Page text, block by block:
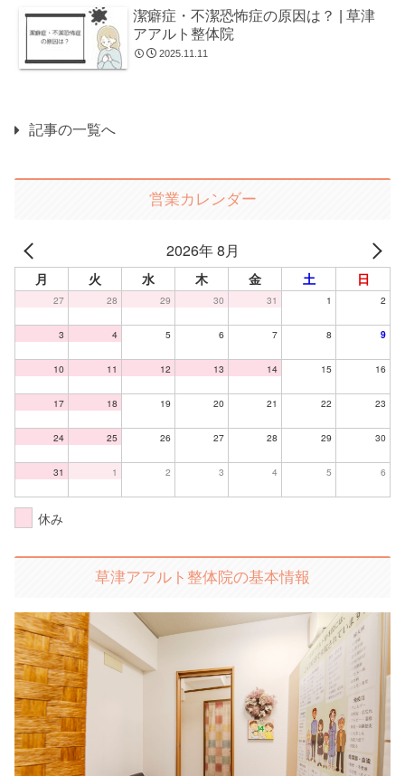
潔癖症・不潔恐怖症の原因は？ | 草津
アアルト整体院
2025.11.11
記事の一覧へ
営業カレンダー
2026年 8月
月 火 水 木 金 土 日
27 28 29 30 31 1 2
3 4 5 6 7 8 9
10 11 12 13 14 15 16
17 18 19 20 21 22 23
24 25 26 27 28 29 30
31 1 2 3 4 5 6
休み
草津アアルト整体院の基本情報